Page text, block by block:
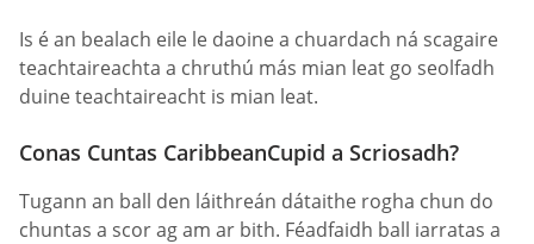
Is é an bealach eile le daoine a chuardach ná scagaire
teachtaireachta a chruthú más mian leat go seolfadh
duine teachtaireacht is mian leat.
Conas Cuntas CaribbeanCupid a Scriosadh?
Tugann an ball den láithreán dátaithe rogha chun do
chuntas a scor ag am ar bith. Féadfaidh ball iarratas a